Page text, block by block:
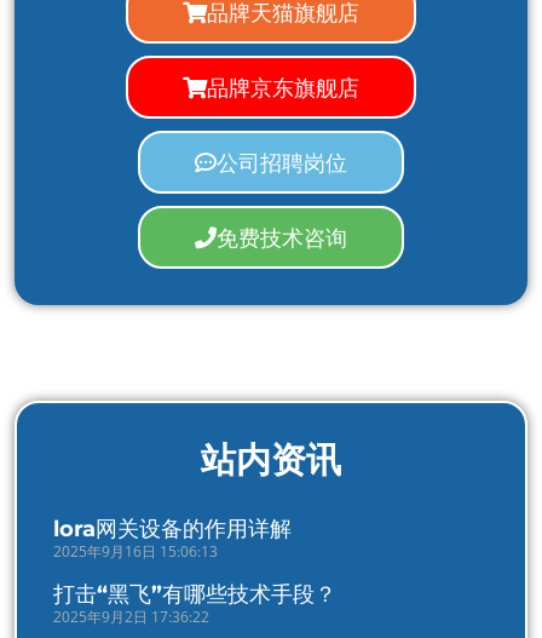
品牌天猫旗舰店
品牌京东旗舰店
公司招聘岗位
免费技术咨询
站内资讯
lora网关设备的作用详解
2025年9月16日 15:06:13
打击“黑飞”有哪些技术手段？
2025年9月2日 17:36:22